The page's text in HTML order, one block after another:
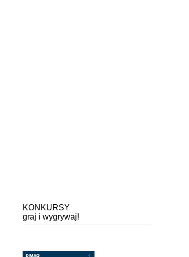
KONKURSY
graj i wygrywaj!